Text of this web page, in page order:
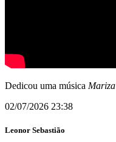
Dedicou uma música Mariza
02/07/2026 23:38
Leonor Sebastião